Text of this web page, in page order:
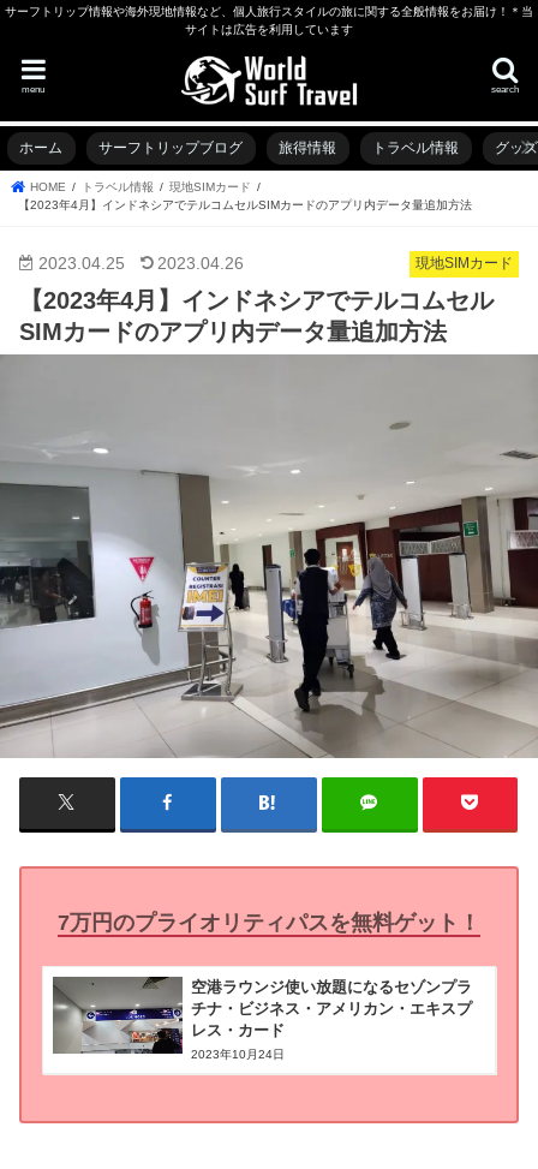
サーフトリップ情報や海外現地情報など、個人旅行スタイルの旅に関する全般情報をお届け！＊当
サイトは広告を利用しています
search
menu
ホーム サーフトリップブログ 旅得情報 トラベル情報 グッ
HOME トラベル情報
現地SIMカード
【2023年4月】インドネシアでテルコムセルSIMカードのアプリ内データ量追加方法
現地SIMカード
2023.04.25 2023.04.26
【2023年4月】インドネシアでテルコムセル
SIMカードのアプリ内データ量追加方法
7万円のプライオリティパスを無料ゲット！
空港ラウンジ使い放題になるセゾンプラ
チナ・ビジネス・アメリカン・エキスプ
レス・カード
2023年10月24日